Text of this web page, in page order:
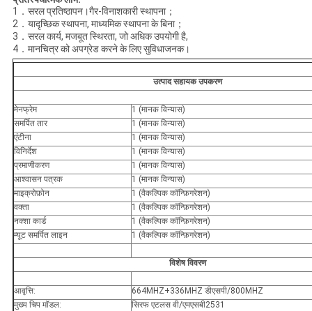
1．सरल प्रतिष्ठापन।गैर-विनाशकारी स्थापना；
2．यादृच्छिक स्थापना, माध्यमिक स्थापना के बिना；
3．सरल कार्य, मजबूत स्थिरता, जो अधिक उपयोगी है,
4．मानचित्र को अपग्रेड करने के लिए सुविधाजनक।
उत्पाद सहायक उपकरण
मेनफ्रेम
1 (मानक विन्यास)
समर्पित तार
1 (मानक विन्यास)
एंटीना
1 (मानक विन्यास)
विनिर्देश
1 (मानक विन्यास)
प्रमाणीकरण
1 (मानक विन्यास)
आश्वासन पत्रक
1 (मानक विन्यास)
माइक्रोफ़ोन
1 (वैकल्पिक कॉन्फ़िगरेशन)
वक्ता
1 (वैकल्पिक कॉन्फ़िगरेशन)
नक्शा कार्ड
1 (वैकल्पिक कॉन्फ़िगरेशन)
म्यूट समर्पित लाइन
1 (वैकल्पिक कॉन्फ़िगरेशन)
विशेष विवरण
आवृत्ति:
664MHZ+336MHZ डीएसपी/800MHZ
मुख्य चिप मॉडल:
सिरफ एटलस वी/एमएसबी2531